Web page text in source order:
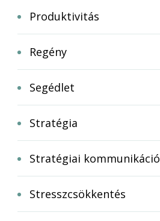
Produktivitás
Regény
Segédlet
Stratégia
Stratégiai kommunikáció
Stresszcsökkentés